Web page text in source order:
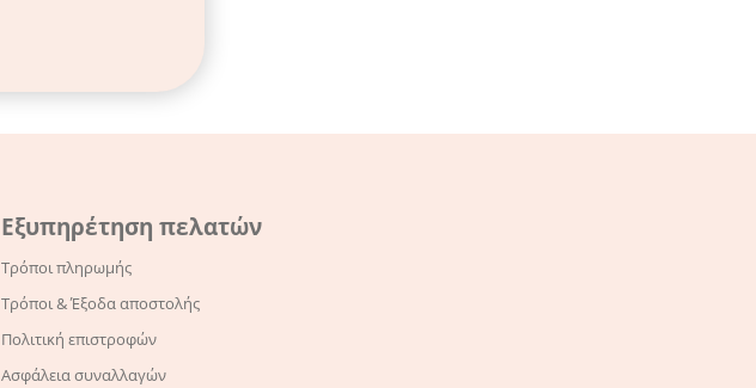
Εξυπηρέτηση πελατών
Τρόποι πληρωμής
Τρόποι & Έξοδα αποστολής
Πολιτική επιστροφών
Ασφάλεια συναλλαγών